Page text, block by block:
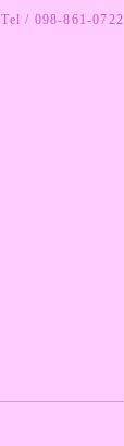
Tel / 098-861-0722